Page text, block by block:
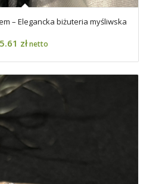
– Elegancka biżuteria myśliwska
złnetto